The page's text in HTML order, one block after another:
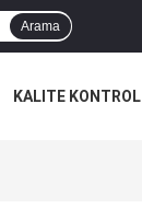
Arama
KALITE KONTROL